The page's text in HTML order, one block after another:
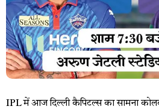
IPL में आज दिल्ली कैपिटल्स का सामना